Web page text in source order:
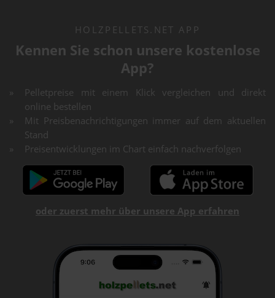
HOLZPELLETS.NET APP
Kennen Sie schon unsere kostenlose
App?
Pelletpreise mit einem Klick vergleichen und direkt
online bestellen
Mit Preisbenachrichtigungen immer auf dem aktuellen
Stand
Preisentwicklungen im Chart einfach nachverfolgen
oder zuerst mehr über unsere App erfahren